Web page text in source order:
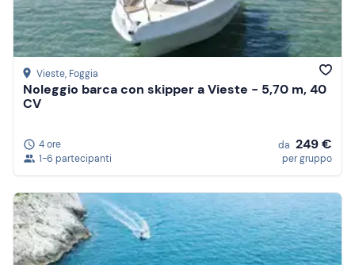
Vieste, Foggia
Noleggio barca con skipper a Vieste - 5,70 m, 40
CV
4 ore
1-6 partecipanti
da 249 €
per gruppo